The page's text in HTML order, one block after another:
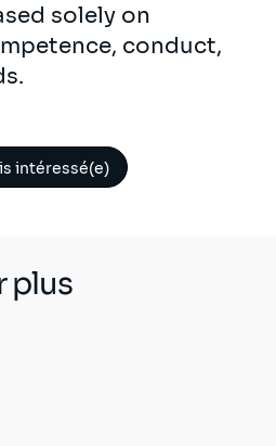
solely on
conduct,
intéressé(e)
plus